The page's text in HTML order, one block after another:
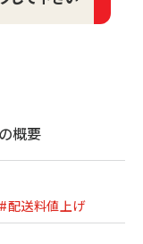
概要
#配送料値上げ